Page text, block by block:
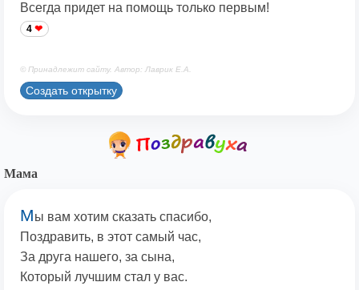
Всегда придет на помощь только первым!
4
© Принадлежит сайту. Автор: Лаврик Е.А.
Создать открытку
Мама
Мы вам хотим сказать спасибо,
Поздравить, в этот самый час,
За друга нашего, за сына,
Который лучшим стал у вас.